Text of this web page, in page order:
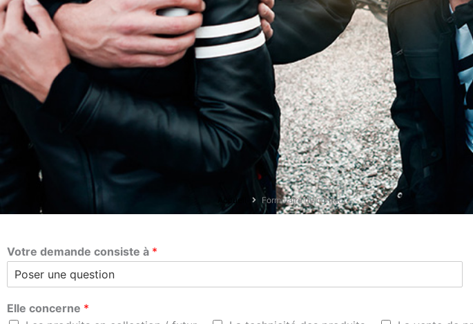
Accueil Formulaire de contact
Votre demande consiste à *
Elle concerne *